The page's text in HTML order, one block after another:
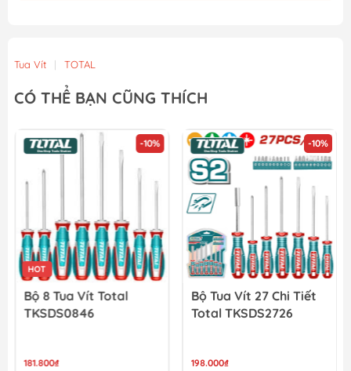
Tua Vít | TOTAL
CÓ THỂ BẠN CŨNG THÍCH
-10%
HOT
Bộ 8 Tua Vít Total
TKSDS0846
181.800₫
-10%
Bộ Tua Vít 27 Chi Tiết
Total TKSDS2726
198.000₫